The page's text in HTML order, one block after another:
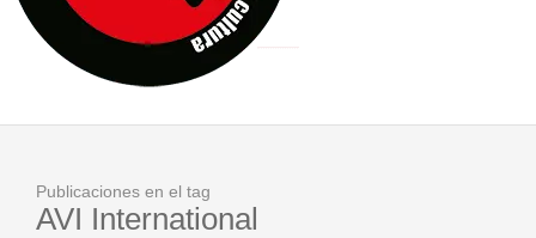
MARSHALL FLASH PRESENTA EN EXVITA [RELATIVA
JOFRE BARDAGÍ EN EXVITA INTERPRETANDO A SERRAT
Publicaciones en el tag
AVI International